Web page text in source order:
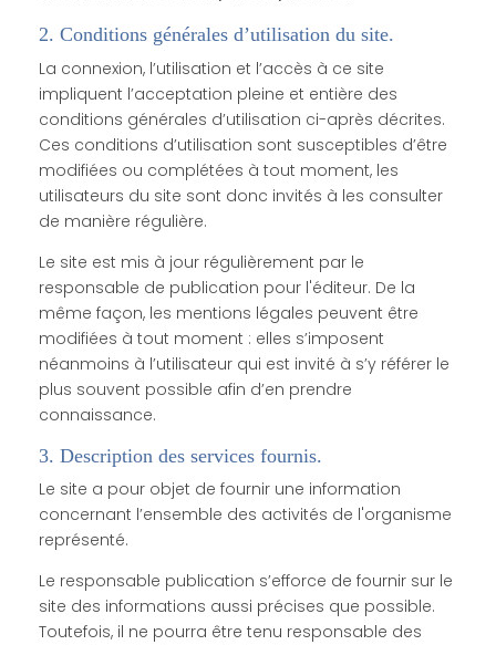
2. Conditions générales d’utilisation du site.
La connexion, l’utilisation et l’accès à ce site
impliquent l’acceptation pleine et entière des
conditions générales d’utilisation ci-après décrites.
Ces conditions d’utilisation sont susceptibles d’être
modifiées ou complétées à tout moment, les
utilisateurs du site sont donc invités à les consulter
de manière régulière.
Le site est mis à jour régulièrement par le
responsable de publication pour l'éditeur. De la
même façon, les mentions légales peuvent être
modifiées à tout moment : elles s’imposent
néanmoins à l’utilisateur qui est invité à s’y référer le
plus souvent possible afin d’en prendre
connaissance.
3. Description des services fournis.
Le site a pour objet de fournir une information
concernant l’ensemble des activités de l'organisme
représenté.
Le responsable publication s’efforce de fournir sur le
site des informations aussi précises que possible.
Toutefois, il ne pourra être tenu responsable des